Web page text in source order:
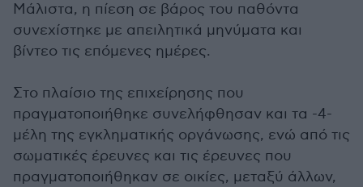
Μάλιστα, η πίεση σε βάρος του παθόντα
συνεχίστηκε με απειλητικά μηνύματα και
βίντεο τις επόμενες ημέρες.
Στο πλαίσιο της επιχείρησης που
πραγματοποιήθηκε συνελήφθησαν και τα -4-
μέλη της εγκληματικής οργάνωσης, ενώ από τις
σωματικές έρευνες και τις έρευνες που
πραγματοποιήθηκαν σε οικίες, μεταξύ άλλων,